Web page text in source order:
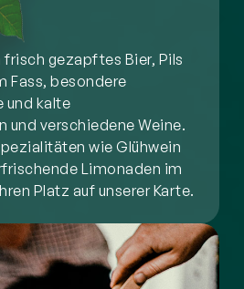
gezapftes Bier, Pils
Fass, besondere
und kalte
und verschiedene Weine.
wie Glühwein
Limonaden im
Platz auf unserer Karte.